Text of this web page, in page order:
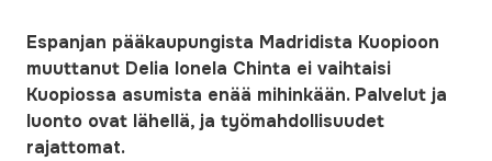
Espanjan pääkaupungista Madridista Kuopioon
muuttanut Delia Ionela Chinta ei vaihtaisi
Kuopiossa asumista enää mihinkään. Palvelut ja
luonto ovat lähellä, ja työmahdollisuudet
rajattomat.